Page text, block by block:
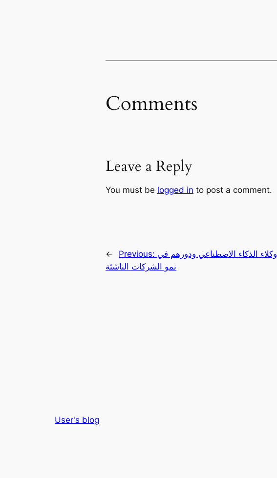
Comments
Leave a Reply
You must be logged in to post a comment.
← Previous: وكلاء الذكاء الاصطناعي ودورهم في
نمو الشركات الناشئة
User's blog